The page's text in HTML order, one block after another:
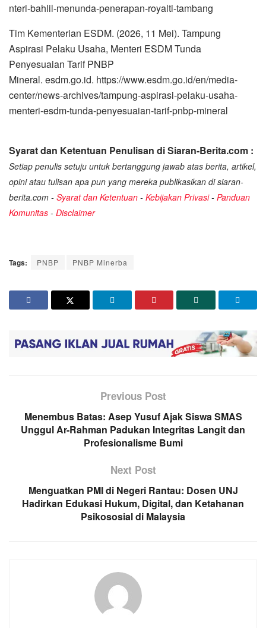
nteri-bahlil-menunda-penerapan-royalti-tambang
Tim Kementerian ESDM. (2026, 11 Mei). Tampung
Aspirasi Pelaku Usaha, Menteri ESDM Tunda
Penyesuaian Tarif PNBP
Mineral. esdm.go.id. https://www.esdm.go.id/en/media-
center/news-archives/tampung-aspirasi-pelaku-usaha-
menteri-esdm-tunda-penyesuaian-tarif-pnbp-mineral
Syarat dan Ketentuan Penulisan di Siaran-Berita.com :
Setiap penulis setuju untuk bertanggung jawab atas berita, artikel,
opini atau tulisan apa pun yang mereka publikasikan di siaran-
berita.com - Syarat dan Ketentuan - Kebijakan Privasi- Panduan
Komunitas - Disclaimer
Tags: PNBP PNBP Minerba
Previous Post
Menembus Batas: Asep Yusuf Ajak Siswa SMAS
Unggul Ar-Rahman Padukan Integritas Langit dan
Profesionalisme Bumi
Next Post
Menguatkan PMI di Negeri Rantau: Dosen UNJ
Hadirkan Edukasi Hukum, Digital, dan Ketahanan
Psikososial di Malaysia